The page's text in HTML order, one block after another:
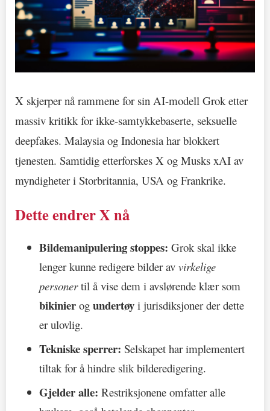
X skjerper nå rammene for sin AI-modell Grok etter
massiv kritikk for ikke-samtykkebaserte, seksuelle
deepfakes. Malaysia og Indonesia har blokkert
tjenesten. Samtidig etterforskes X og Musks xAI av
myndigheter i Storbritannia, USA og Frankrike.
Dette endrer X nå
Bildemanipulering stoppes: Grok skal ikke
lenger kunne redigere bilder av virkelige
personertil å vise dem i avslørende klær som
bikinier og undertøy i jurisdiksjoner der dette
er ulovlig.
Tekniske sperrer: Selskapet har implementert
tiltak for å hindre slik bilderedigering.
Gjelder alle: Restriksjonene omfatter alle